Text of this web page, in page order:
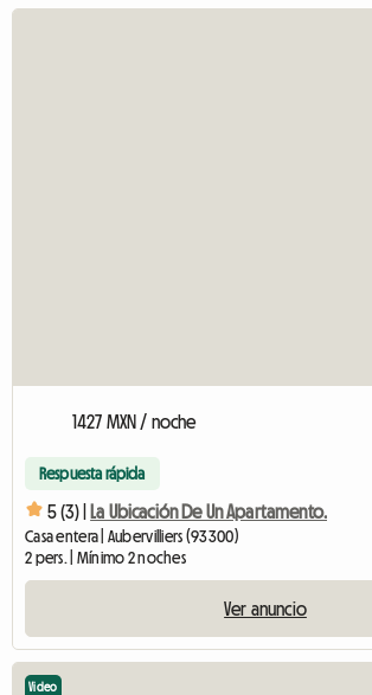
1427 MXN / noche
Respuesta rápida
5 (3) | La Ubicación De Un Apartamento.
Casa entera | Aubervilliers (93300)
2 pers. | Mínimo 2 noches
Ver anuncio
Video